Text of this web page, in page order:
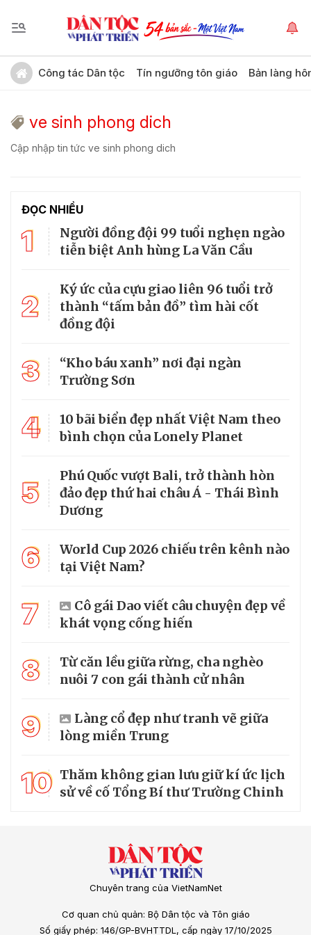
Công tác Dân tộc Tín ngưỡng tôn giáo Bản làng
ve sinh phong dich
Cập nhập tin tức ve sinh phong dich
ĐỌC NHIỀU
1
Người đồng đội 99 tuổi nghẹn ngào
tiễn biệt Anh hùng La Văn Cầu
2
Ký ức của cựu giao liên 96 tuổi trở
thành “tấm bản đồ” tìm hài cốt
đồng đội
3
“Kho báu xanh” nơi đại ngàn
Trường Sơn
4
10 bãi biển đẹp nhất Việt Nam theo
bình chọn của Lonely Planet
5
Phú Quốc vượt Bali, trở thành hòn
đảo đẹp thứ hai châu Á - Thái Bình
Dương
6
World Cup 2026 chiếu trên kênh nào
tại Việt Nam?
7
Cô gái Dao viết câu chuyện đẹp về
khát vọng cống hiến
8
Từ căn lều giữa rừng, cha nghèo
nuôi 7 con gái thành cử nhân
9
Làng cổ đẹp như tranh vẽ giữa
lòng miền Trung
10 Thăm không gian lưu giữ kí ức lịch
sử về cố Tổng Bí thư Trường Chinh
Chuyên trang của VietNamNet
Cơ quan chủ quản: Bộ Dân tộc và Tôn giáo
Số giấy phép: 146/GP-BVHTTDL, cấp ngày 17/10/2025